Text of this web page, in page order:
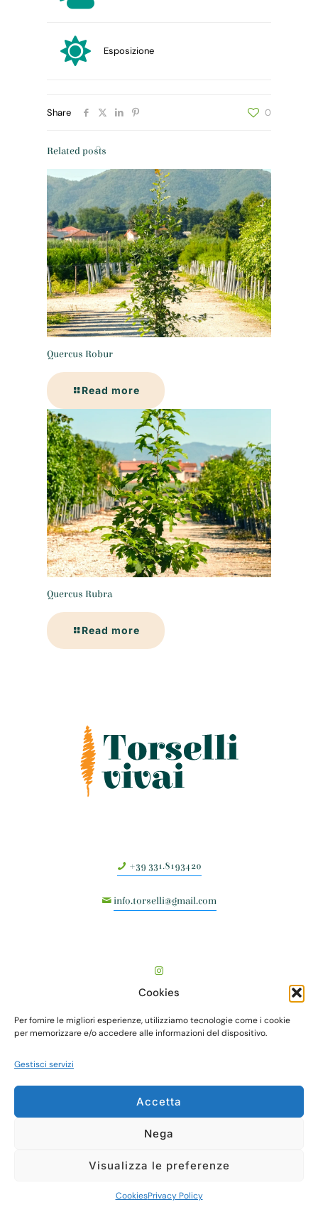
Cookies
Per fornire le migliori esperienze, utilizziamo tecnologie come i cookie
per memorizzare e/o accedere alle informazioni del dispositivo.
Gestisci servizi
Accetta
Nega
Visualizza le preferenze
CookiesPrivacy Policy
Esposizione
Share 0
Related posts
Quercus Robur
Read more
Quercus Rubra
Read more
+39 331.8193420
info.torselli@gmail.com
TORSELLI VIVAI società agricola semplice - Via Vecchia
Fiorentina, I° tr., n. 505 - Località Valenzatico - 51039